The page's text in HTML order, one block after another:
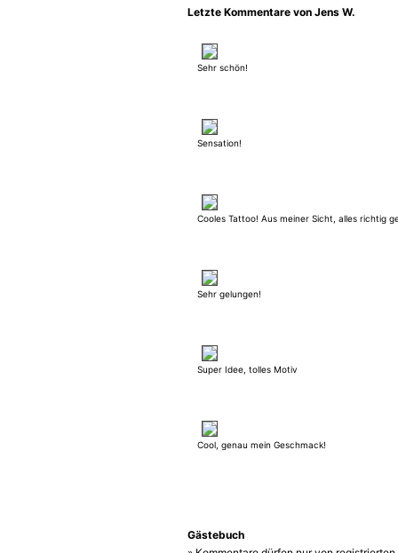
Letzte Kommentare von Jens W.
Sehr schön!
Sensation!
Cooles Tattoo! Aus meiner Sicht, alles richtig
Sehr gelungen!
Super Idee, tolles Motiv
Cool, genau mein Geschmack!
Gästebuch